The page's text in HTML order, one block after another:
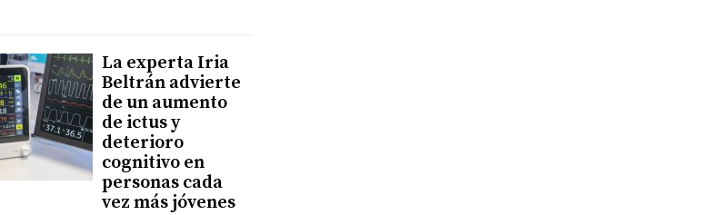
La experta Iria
Beltrán advierte
de un aumento
de ictus y
deterioro
cognitivo en
personas cada
vez más jóvenes